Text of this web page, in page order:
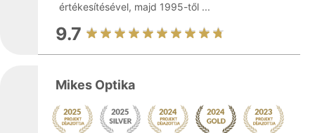
értékesítésével, majd 1995-től ...
9.7
Mikes Optika